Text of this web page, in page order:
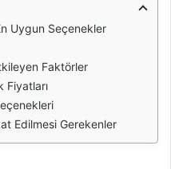
Uygun Seçenekler
Faktörler
Fiyatları
Edilmesi Gerekenler